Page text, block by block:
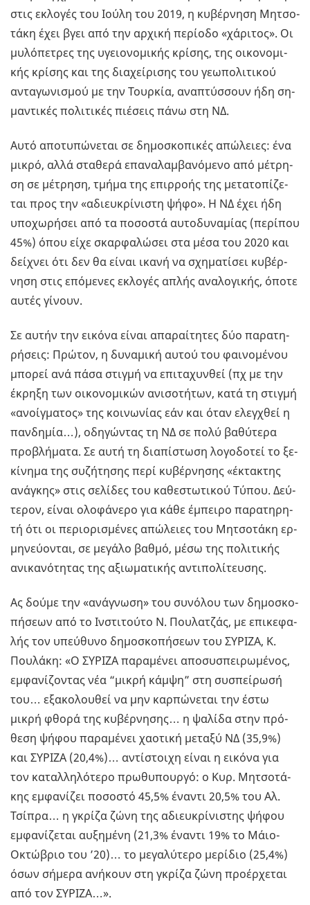
στις εκλο­γές του Ιούλη του 2019, η κυ­βέρ­νη­ση Μη­τσο­
τά­κη έχει βγει από την αρ­χι­κή πε­ρί­ο­δο «χά­ρι­τος». Οι
μυ­λό­πε­τρες της υγειο­νο­μι­κής κρί­σης, της οι­κο­νο­μι­
κής κρί­σης και της δια­χεί­ρι­σης του γε­ω­πο­λι­τι­κού
αντα­γω­νι­σμού με την Τουρ­κία, ανα­πτύσ­σουν ήδη ση­
μα­ντι­κές πο­λι­τι­κές πιέ­σεις πάνω στη ΝΔ.
Αυτό απο­τυ­πώ­νε­ται σε δη­μο­σκο­πι­κές απώ­λειες: ένα
μικρό, αλλά στα­θε­ρά επα­να­λαμ­βα­νό­με­νο από μέ­τρη­
ση σε μέ­τρη­ση, τμήμα της επιρ­ρο­ής της με­τα­το­πί­ζε­
ται προς την «αδιευ­κρί­νι­στη ψήφο». Η ΝΔ έχει ήδη
υπο­χω­ρή­σει από τα πο­σο­στά αυ­το­δυ­να­μί­ας (πε­ρί­που
45%) όπου είχε σκαρ­φα­λώ­σει στα μέσα του 2020 και
δεί­χνει ότι δεν θα είναι ικανή να σχη­μα­τί­σει κυ­βέρ­
νη­ση στις επό­με­νες εκλο­γές απλής ανα­λο­γι­κής, όποτε
αυτές γί­νουν.
Σε αυτήν την ει­κό­να είναι απα­ραί­τη­τες δύο πα­ρα­τη­
ρή­σεις: Πρώ­τον, η δυ­να­μι­κή αυτού του φαι­νο­μέ­νου
μπο­ρεί ανά πάσα στιγ­μή να επι­τα­χυν­θεί (πχ με την
έκρη­ξη των οι­κο­νο­μι­κών ανι­σο­τή­των, κατά τη στιγ­μή
«ανοίγ­μα­τος» της κοι­νω­νί­ας εάν και όταν ελεγ­χθεί η
παν­δη­μία…), οδη­γώ­ντας τη ΝΔ σε πολύ βα­θύ­τε­ρα
προ­βλή­μα­τα. Σε αυτή τη δια­πί­στω­ση λο­γο­δο­τεί το ξε­
κί­νη­μα της συ­ζή­τη­σης περί κυ­βέρ­νη­σης «έκτα­κτης
ανά­γκης» στις σε­λί­δες του κα­θε­στω­τι­κού Τύπου. Δεύ­
τε­ρον, είναι ολο­φά­νε­ρο για κάθε έμπει­ρο πα­ρα­τη­ρη­
τή ότι οι πε­ριο­ρι­σμέ­νες απώ­λειες του Μη­τσο­τά­κη ερ­
μη­νεύ­ο­νται, σε με­γά­λο βαθμό, μέσω της πο­λι­τι­κής
ανι­κα­νό­τη­τας της αξιω­μα­τι­κής αντι­πο­λί­τευ­σης.
Ας δούμε την «ανά­γνω­ση» του συ­νό­λου των δη­μο­σκο­
πή­σε­ων από το Ιν­στι­τού­το Ν. Που­λα­τζάς, με επι­κε­φα­
λής τον υπεύ­θυ­νο δη­μο­σκο­πή­σε­ων του ΣΥ­ΡΙ­ΖΑ, Κ.
Που­λά­κη: «Ο ΣΥ­ΡΙ­ΖΑ πα­ρα­μέ­νει απο­συ­σπει­ρω­μέ­νος,
εμ­φα­νί­ζο­ντας νέα “μικρή κάμψη” στη συ­σπεί­ρω­σή
του… εξα­κο­λου­θεί να μην καρ­πώ­νε­ται την έστω
μικρή φθορά της κυ­βέρ­νη­σης… η ψα­λί­δα στην πρό­
θε­ση ψήφου πα­ρα­μέ­νει χα­ο­τι­κή με­τα­ξύ ΝΔ (35,9%)
και ΣΥ­ΡΙ­ΖΑ (20,4%)… αντί­στοι­χη είναι η ει­κό­να για
τον κα­ταλ­λη­λό­τε­ρο πρω­θυ­πουρ­γό: ο Κυρ. Μη­τσο­τά­
κης εμ­φα­νί­ζει πο­σο­στό 45,5% ένα­ντι 20,5% του Αλ.
Τσί­πρα… η γκρί­ζα ζώνη της αδιευ­κρί­νι­στης ψήφου
εμ­φα­νί­ζε­ται αυ­ξη­μέ­νη (21,3% ένα­ντι 19% το Μάιο-
Οκτώ­βριο του ’20)… το με­γα­λύ­τε­ρο με­ρί­διο (25,4%)
όσων σή­με­ρα ανή­κουν στη γκρί­ζα ζώνη προ­έρ­χε­ται
από τον ΣΥ­ΡΙ­ΖΑ…».